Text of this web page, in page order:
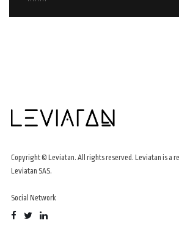
Copyright © Leviatan. All rights reserved. Leviatan is a
Leviatan SAS.
Social Network